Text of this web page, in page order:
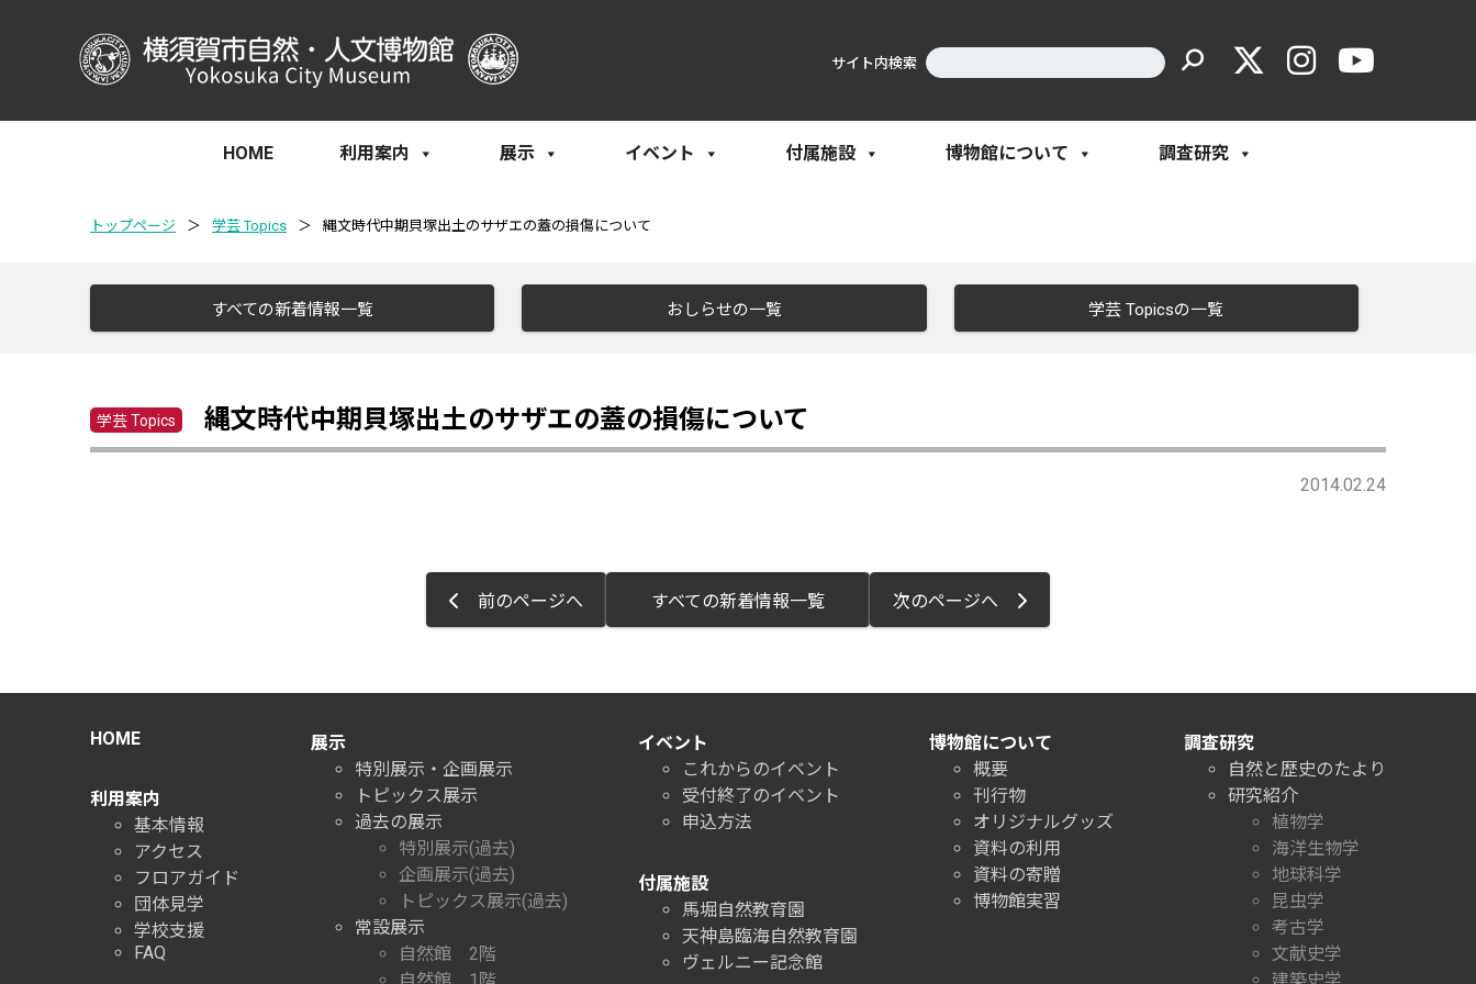
サイト内検索
HOME 利用案内 展示 イベント 付属施設 博物館について 調査研究
トップページ ＞ 学芸 Topics ＞ 縄文時代中期貝塚出土のサザエの蓋の損傷について
すべての新着情報一覧 おしらせの一覧 学芸 Topicsの一覧
学芸 Topics 縄文時代中期貝塚出土のサザエの蓋の損傷について
2014.02.24
前のページへ すべての新着情報一覧 次のページへ
HOME
利用案内
基本情報
アクセス
フロアガイド
団体見学
学校支援
FAQ
展示
特別展示・企画展示
トピックス展示
過去の展示
特別展示(過去)
企画展示(過去)
トピックス展示(過去)
常設展示
自然館 2階
イベント
これからのイベント
受付終了のイベント
申込方法
付属施設
馬堀自然教育園
天神島臨海自然教育園
ヴェルニー記念館
博物館について
概要
刊行物
オリジナルグッズ
資料の利用
資料の寄贈
博物館実習
調査研究
自然と歴史のたより
研究紹介
植物学
海洋生物学
地球科学
昆虫学
考古学
文献史学